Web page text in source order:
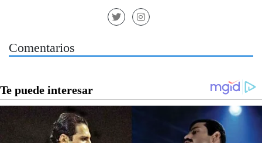
Comentarios